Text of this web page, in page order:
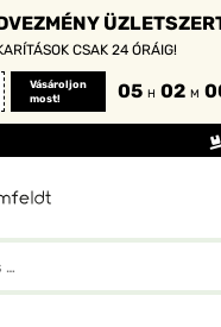
CSAK 24 ÓRÁIG!
Vásároljon
most!
05 H 01 M